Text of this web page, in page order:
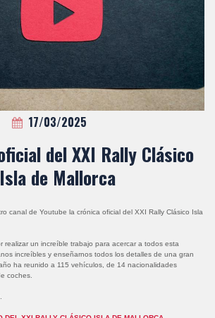
17/03/2025
del XXI Rally Clásico
Isla de Mallorca
canal de Youtube la crónica oficial del XXI Rally Clásico Isla
realizar un increíble trabajo para acercar a todos esta
increíbles y enseñarnos todos los detalles de una gran
ha reunido a 115 vehículos, de 14 nacionalidades
coches.